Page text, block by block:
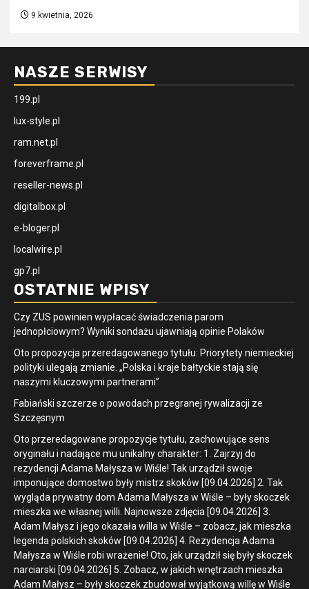
9 kwietnia, 2026
NASZE SERWISY
199.pl
lux-style.pl
ram.net.pl
foreverframe.pl
reseller-news.pl
digitalbox.pl
e-bloger.pl
localwire.pl
gp7.pl
OSTATNIE WPISY
Czy ZUS powinien wypłacać świadczenia parom
jednopłciowym? Wyniki sondażu ujawniają opinie Polaków
Oto propozycja przeredagowanego tytułu: Priorytety niemieckiej
polityki ulegają zmianie. „Polska i kraje bałtyckie stają się
naszymi kluczowymi partnerami”
Fabiański szczerze o powodach przegranej rywalizacji ze
Szczęsnym
Oto przeredagowane propozycje tytułu, zachowujące sens
oryginału i nadające mu unikalny charakter: 1. Zajrzyj do
rezydencji Adama Małysza w Wiśle! Tak urządził swoje
imponujące domostwo były mistrz skoków [09.04.2026] 2. Tak
wygląda prywatny dom Adama Małysza w Wiśle – były skoczek
mieszka we własnej willi. Najnowsze zdjęcia [09.04.2026] 3.
Adam Małysz i jego okazała willa w Wiśle – zobacz, jak mieszka
legenda polskich skoków [09.04.2026] 4. Rezydencja Adama
Małysza w Wiśle robi wrażenie! Oto, jak urządził się były skoczek
narciarski [09.04.2026] 5. Zobacz, w jakich wnętrzach mieszka
Adam Małysz – były skoczek zbudował wyjątkową willę w Wiśle